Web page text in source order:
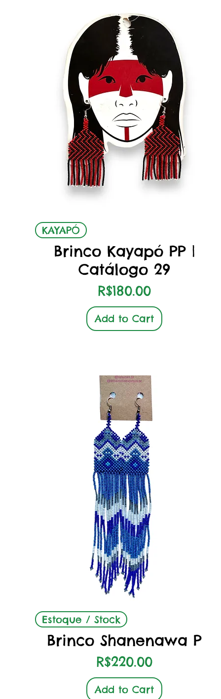
KAYAPÓ
Brinco Kayapó PP |
Catálogo 29
Price
R$180.00
Add to Cart
Quick View
Estoque / Stock
Brinco Shanenawa P
Price
R$220.00
Add to Cart